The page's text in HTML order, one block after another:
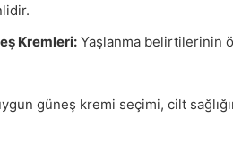
Kremleri: Yaşlanma belirtilerinin
güneş kremi seçimi, cilt